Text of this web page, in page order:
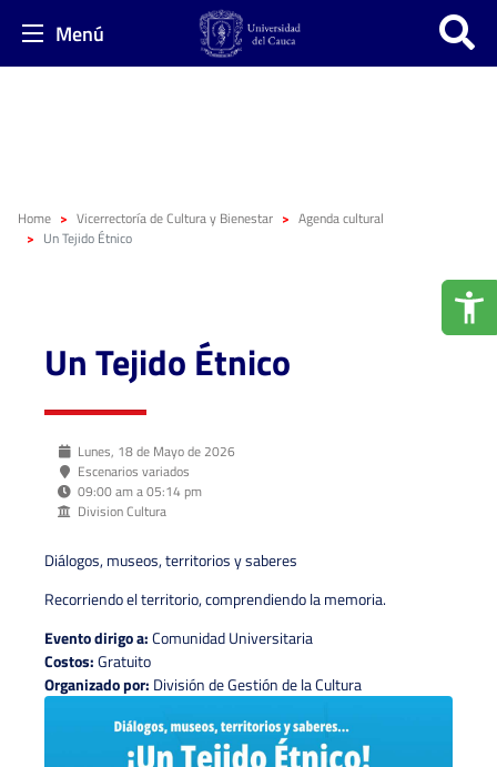
Menú
Home Vicerrectoría de Cultura y Bienestar
Agenda cultural
Un Tejido Étnico
Un Tejido Étnico
Lunes, 18 de Mayo de 2026
Escenarios variados
09:00 am a 05:14 pm
Division Cultura
Diálogos, museos, territorios y saberes
Recorriendo el territorio, comprendiendo la memoria.
Evento dirigo a:Comunidad Universitaria
Costos:Gratuito
Organizado por: División de Gestión de la Cultura